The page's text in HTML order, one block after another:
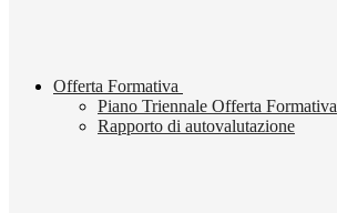
Offerta Formativa
Piano Triennale Offerta Formativa
Rapporto di autovalutazione